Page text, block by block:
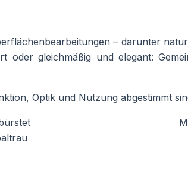
– darunter
oder gleichmäßig und elegant:
Optik und Nutzung abgestimmt